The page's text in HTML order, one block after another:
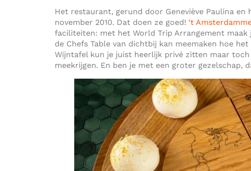
Het restaurant, gerund door Geneviève Paulina
november 2010. Dat doen ze goed! ‘t
faciliteiten: met het World Trip Arrangement
de Chefs Table van dichtbij kan meemaken hoe
Wijntafel kun je juist heerlijk privé zitten maar
meekrijgen. En ben je met een groter gezelschap,